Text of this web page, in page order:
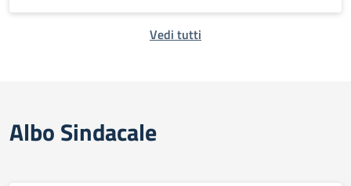
Vedi tutti
Albo Sindacale